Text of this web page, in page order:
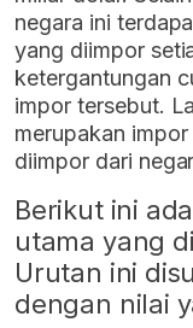
negara ini
yang diimpor
ketergantungan
impor tersebut.
merupakan
diimpor dari
Berikut ini
utama yang
Urutan ini
dengan nilai